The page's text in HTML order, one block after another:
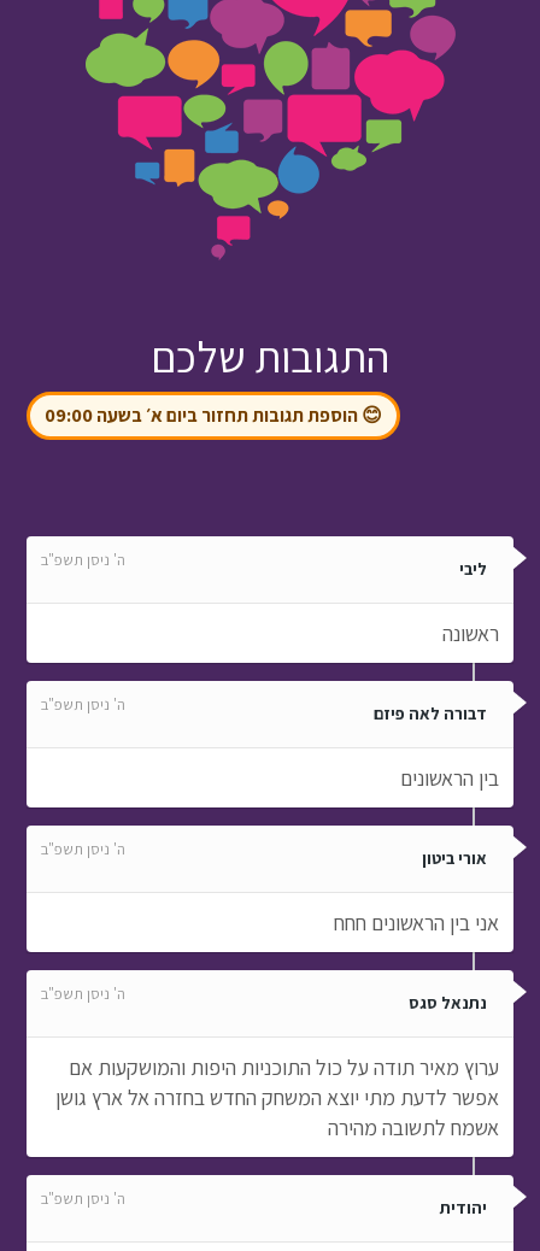
התגובות שלכם
😊 הוספת תגובות תחזור ביום א׳ בשעה 09:00
ליבי ה' ניסן תשפ"ב
ראשונה
דבורה לאה פיזם ה' ניסן תשפ"ב
בין הראשונים
אורי ביטון ה' ניסן תשפ"ב
אני בין הראשונים חחח
נתנאל סגס ה' ניסן תשפ"ב
ערוץ מאיר תודה על כול התוכניות היפות והמושקעות אם
אפשר לדעת מתי יוצא המשחק החדש בחזרה אל ארץ גושן
אשמח לתשובה מהירה
יהודית ה' ניסן תשפ"ב